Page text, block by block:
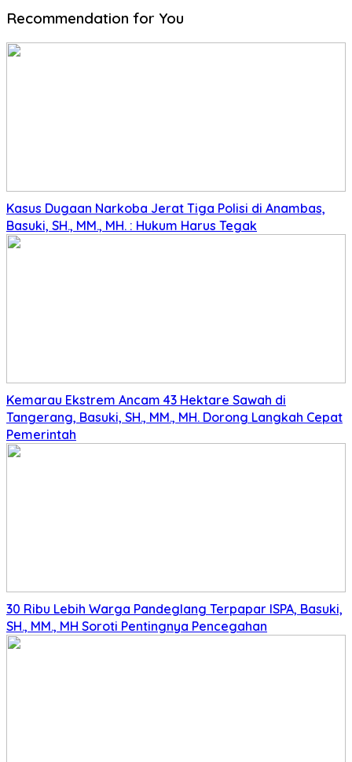
Recommendation for You
Kasus Dugaan Narkoba Jerat Tiga Polisi di Anambas,
Basuki, SH., MM., MH. : Hukum Harus Tegak
Kemarau Ekstrem Ancam 43 Hektare Sawah di
Tangerang, Basuki, SH., MM., MH. Dorong Langkah Cepat
Pemerintah
30 Ribu Lebih Warga Pandeglang Terpapar ISPA, Basuki,
SH., MM., MH Soroti Pentingnya Pencegahan